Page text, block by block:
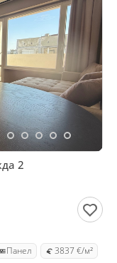
2
Панел 3837 €/м²